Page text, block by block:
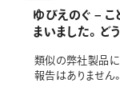
ゆびえのぐ – こ
まいました。ど
類似の弊社製品
報告はありません